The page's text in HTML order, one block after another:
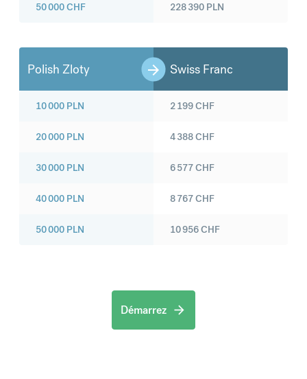
50 000CHF 228 390 PLN
Polish Zloty Swiss Franc
10 000 PLN
20 000 PLN
30 000 PLN
40 000 PLN
50 000 PLN
2 199CHF
4 388CHF
6 577CHF
8 767CHF
10 956CHF
Démarrez